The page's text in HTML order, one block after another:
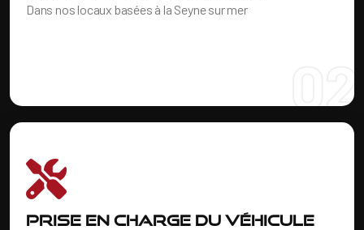
Dans nos locaux basées à la Seyne sur mer
02
Prise en charge du véhicule